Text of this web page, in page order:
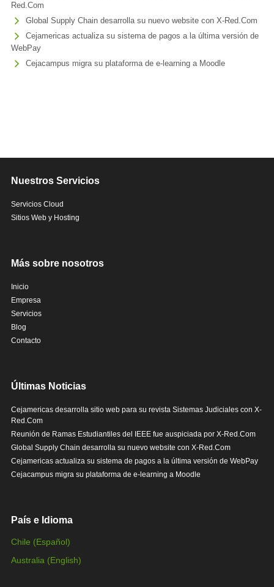
Red.Com
Global Supply Chain desarrolla su nuevo website con X-Red.Com
Cejamericas actualiza su sistema de pagos a la última versión de
WebPay
Cejacampus migra su plataforma de e-learning a Moodle
Nuestros Servicios
Servicios Cloud
Sitios Web y Hosting
Más sobre nosotros
Inicio
Empresa
Servicios
Blog
Contacto
Últimas Noticias
Cejamericas desarrolla sitio web para su revista Sistemas Judiciales con X-
Red.Com
Reunión de Ramas Estudiantiles del IEEE fue auspiciada por X-Red.Com
Global Supply Chain desarrolla su nuevo website con X-Red.Com
Cejamericas actualiza su sistema de pagos a la última versión de WebPay
Cejacampus migra su plataforma de e-learning a Moodle
País e Idioma
Chile (Español)
Australia (English)